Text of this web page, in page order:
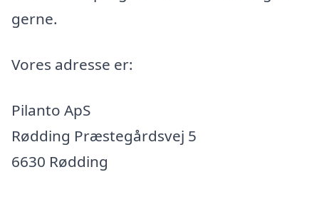
gerne.
Vores adresse er:
Pilanto ApS
Rødding Præstegårdsvej 5
6630 Rødding